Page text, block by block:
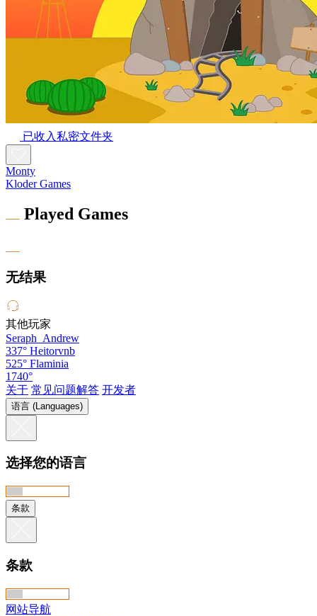
已收入私密文件夹
Monty
Kloder Games
Played Games
无结果
其他玩家
Seraph_Andrew
337° Heitorvnb
525° Flaminia
1740°
关于 常见问题解答 开发者
语言 (Languages)
选择您的语言
条款
条款
网站导航